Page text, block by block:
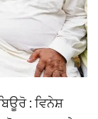
: ਵਿਨੇਸ਼